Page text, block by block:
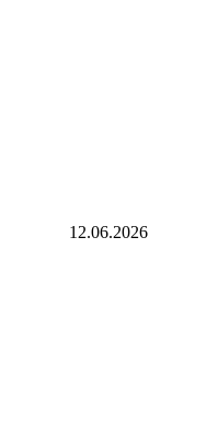
12.06.2026